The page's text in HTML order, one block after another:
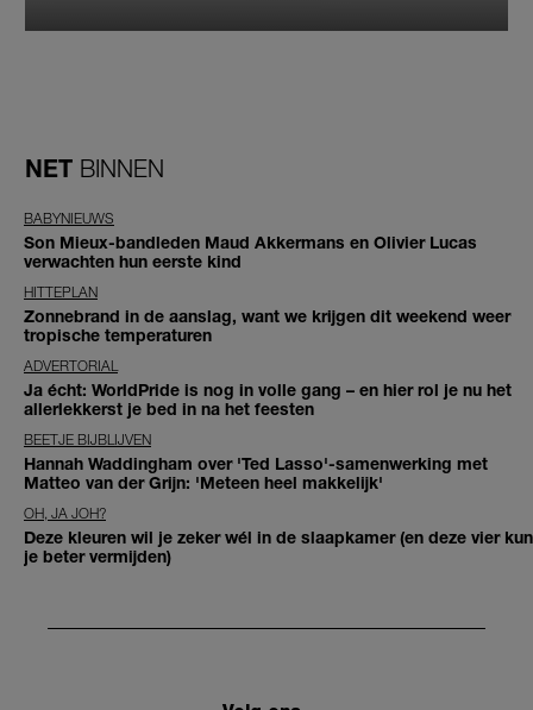
NET BINNEN
BABYNIEUWS
Son Mieux-bandleden Maud Akkermans en Olivier Lucas
verwachten hun eerste kind
HITTEPLAN
Zonnebrand in de aanslag, want we krijgen dit weekend weer
tropische temperaturen
ADVERTORIAL
Ja écht: WorldPride is nog in volle gang – en hier rol je nu het
allerlekkerst je bed in na het feesten
BEETJE BIJBLIJVEN
Hannah Waddingham over 'Ted Lasso'-samenwerking met
Matteo van der Grijn: 'Meteen heel makkelijk'
OH, JA JOH?
Deze kleuren wil je zeker wél in de slaapkamer (en deze vier kun
je beter vermijden)